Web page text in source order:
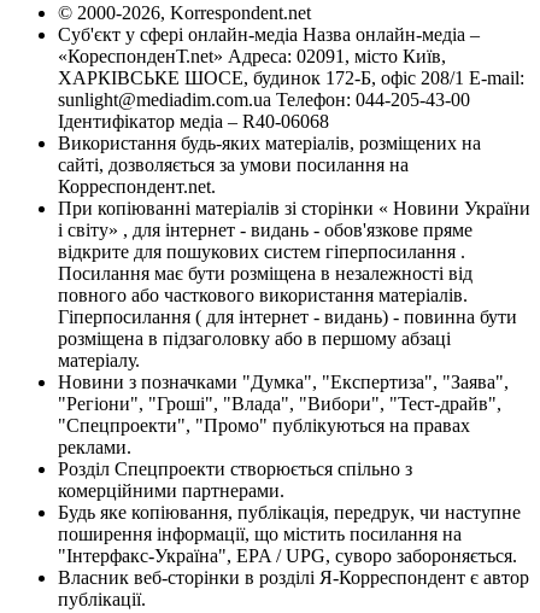
© 2000-2026, Korrespondent.net
Суб'єкт у сфері онлайн-медіа Назва онлайн-медіа –
«КореспонденТ.net» Адреса: 02091, місто Київ,
ХАРКІВСЬКЕ ШОСЕ, будинок 172-Б, офіс 208/1 E-mail:
sunlight@mediadim.com.ua Телефон: 044-205-43-00
Ідентифікатор медіа – R40-06068
Використання будь-яких матеріалів, розміщених на
сайті, дозволяється за умови посилання на
Корреспондент.net.
При копіюванні матеріалів зі сторінки « Новини України
і світу» , для інтернет - видань - обов'язкове пряме
відкрите для пошукових систем гіперпосилання .
Посилання має бути розміщена в незалежності від
повного або часткового використання матеріалів.
Гіперпосилання ( для інтернет - видань) - повинна бути
розміщена в підзаголовку або в першому абзаці
матеріалу.
Новини з позначками "Думка", "Експертиза", "Заява",
"Регіони", "Гроші", "Влада", "Вибори", "Тест-драйв",
"Спецпроекти", "Промо" публікуються на правах
реклами.
Розділ Спецпроекти створюється спільно з
комерційними партнерами.
Будь яке копіювання, публікація, передрук, чи наступне
поширення інформації, що містить посилання на
"Інтерфакс-Україна", EPA / UPG, суворо забороняється.
Власник веб-сторінки в розділі Я-Корреспондент є автор
публікації.